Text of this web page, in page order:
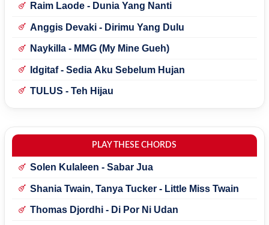
Raim Laode - Dunia Yang Nanti
Anggis Devaki - Dirimu Yang Dulu
Naykilla - MMG (My Mine Gueh)
Idgitaf - Sedia Aku Sebelum Hujan
TULUS - Teh Hijau
PLAY THESE CHORDS
Solen Kulaleen - Sabar Jua
Shania Twain, Tanya Tucker - Little Miss Twain
Thomas Djordhi - Di Por Ni Udan